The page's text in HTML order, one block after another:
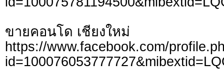
ขายคอนโด เชียงใหม่
https://www.facebook.com/